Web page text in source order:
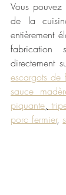
Vous pouvez
de la
entièrement
fabrication
escargots de
sauce
piquante,
porc fermier,